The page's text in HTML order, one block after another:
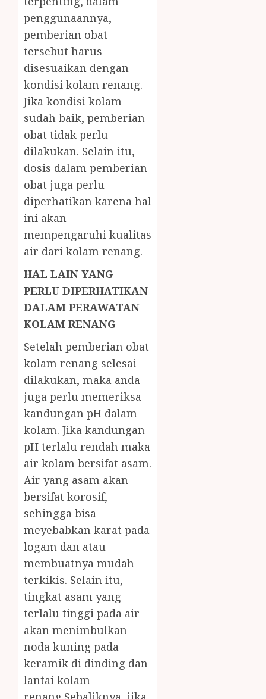
penggunaannya,
pemberian obat
tersebut harus
disesuaikan dengan
kondisi kolam renang.
Jika kondisi kolam
sudah baik, pemberian
obat tidak perlu
dilakukan. Selain itu,
dosis dalam pemberian
obat juga perlu
diperhatikan karena hal
ini akan
mempengaruhi kualitas
air dari kolam renang.
HAL LAIN YANG
PERLU DIPERHATIKAN
DALAM PERAWATAN
KOLAM RENANG
Setelah pemberian obat
kolam renang selesai
dilakukan, maka anda
juga perlu memeriksa
kandungan pH dalam
kolam. Jika kandungan
pH terlalu rendah maka
air kolam bersifat asam.
Air yang asam akan
bersifat korosif,
sehingga bisa
meyebabkan karat pada
logam dan atau
membuatnya mudah
terkikis. Selain itu,
tingkat asam yang
terlalu tinggi pada air
akan menimbulkan
noda kuning pada
keramik di dinding dan
lantai kolam